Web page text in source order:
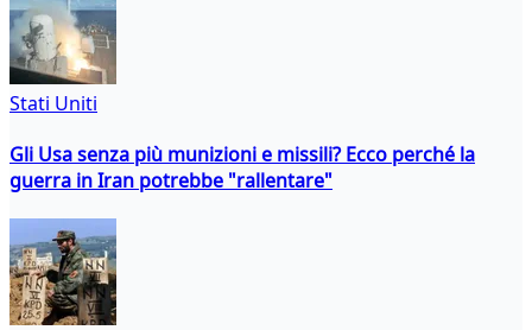
Stati Uniti
Gli Usa senza più munizioni e missili? Ecco perché la
guerra in Iran potrebbe "rallentare"